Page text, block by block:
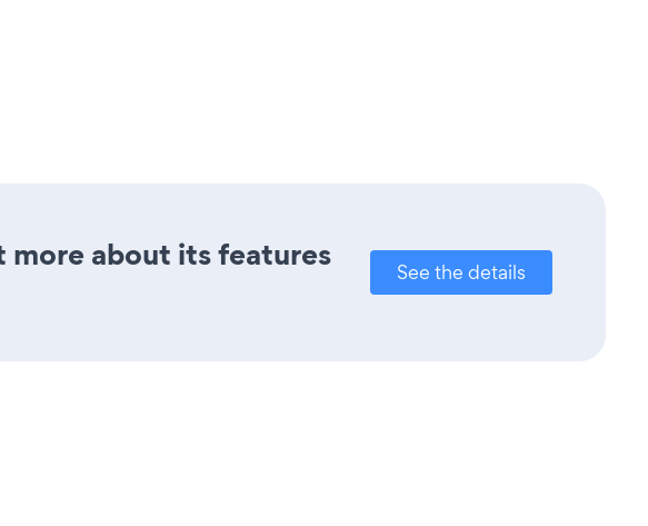
more about its features
See the details